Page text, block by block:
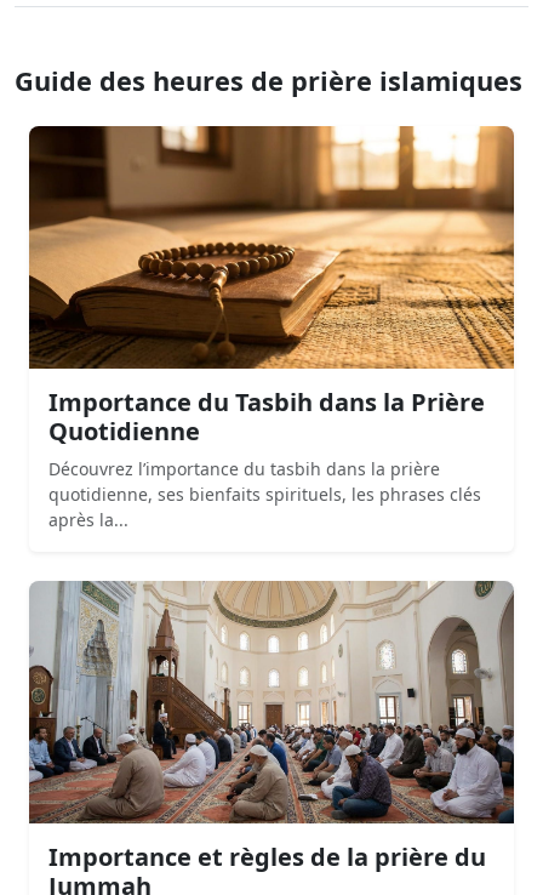
Guide des heures de prière islamiques
Importance du Tasbih dans la Prière
Quotidienne
Découvrez l’importance du tasbih dans la prière
quotidienne, ses bienfaits spirituels, les phrases clés
après la...
Importance et règles de la prière du
Jummah